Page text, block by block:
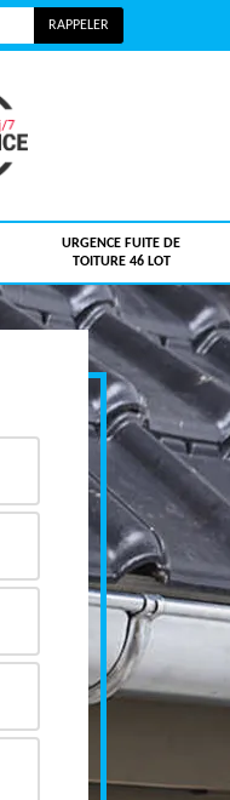
URGENCE FUITE DE
TOITURE 46 LOT